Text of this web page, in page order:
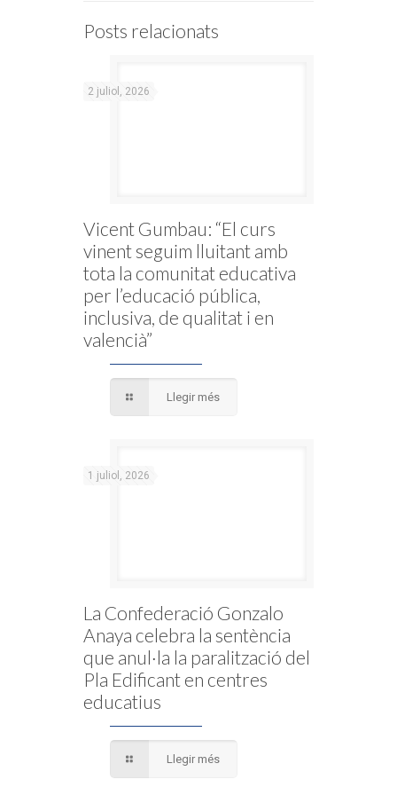
Posts relacionats
2 juliol, 2026
Vicent Gumbau: “El curs
vinent seguim lluitant amb
tota la comunitat educativa
per l’educació pública,
inclusiva, de qualitat i en
valencià”
Llegir més
1 juliol, 2026
La Confederació Gonzalo
Anaya celebra la sentència
que anul·la la paralització del
Pla Edificant en centres
educatius
Llegir més